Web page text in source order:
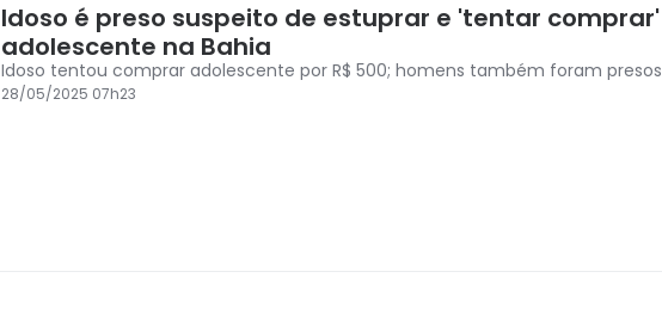
Idoso é preso suspeito de estuprar e 'tentar comprar'
adolescente na Bahia
Idoso tentou comprar adolescente por R$ 500; homens também foram presos
28/05/2025 07h23